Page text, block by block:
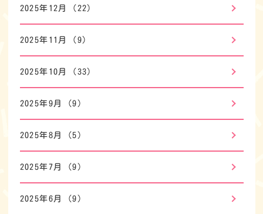
2025年12月 (22)
2025年11月 (9)
2025年10月 (33)
2025年9月 (9)
2025年8月 (5)
2025年7月 (9)
2025年6月 (9)